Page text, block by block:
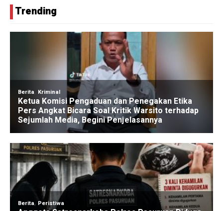
Trending